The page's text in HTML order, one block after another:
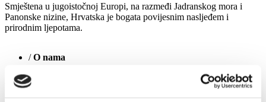
Smještena u jugoistočnoj Europi, na razmeđi Jadranskog mora i
Panonske nizine, Hrvatska je bogata povijesnim nasljeđem i
prirodnim ljepotama.
/O nama
O Hrvatskoj